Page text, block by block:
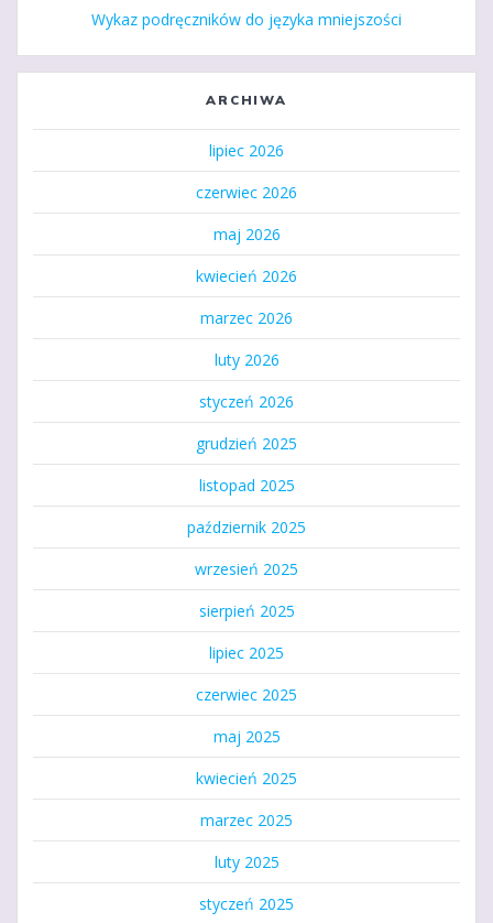
Wykaz podręczników do języka mniejszości
ARCHIWA
lipiec 2026
czerwiec 2026
maj 2026
kwiecień 2026
marzec 2026
luty 2026
styczeń 2026
grudzień 2025
listopad 2025
październik 2025
wrzesień 2025
sierpień 2025
lipiec 2025
czerwiec 2025
maj 2025
kwiecień 2025
marzec 2025
luty 2025
styczeń 2025